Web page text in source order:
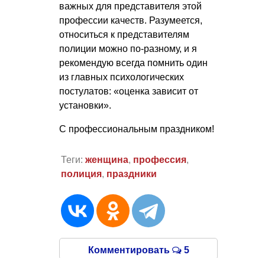
важных для представителя этой
профессии качеств. Разумеется,
относиться к представителям
полиции можно по-разному, и я
рекомендую всегда помнить один
из главных психологических
постулатов: «оценка зависит от
установки».
С профессиональным праздником!
Теги: женщина, профессия,
полиция, праздники
Комментировать 5